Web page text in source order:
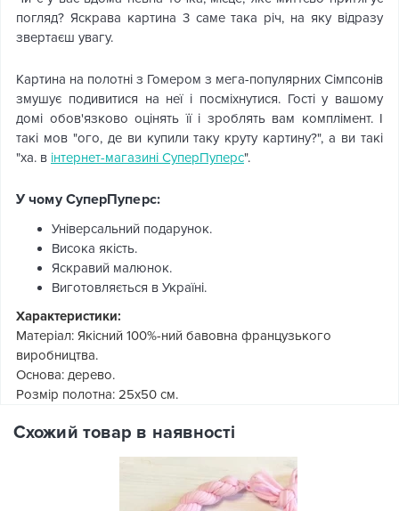
погляд? Яскрава картина 3 саме така річ, на яку відразу
звертаєш увагу.
Картина на полотні з Гомером з мега-популярних Сімпсонів
змушує подивитися на неї і посміхнутися. Гості у вашому
домі обов'язково оцінять її і зроблять вам комплімент. І
такі мов "ого, де ви купили таку круту картину?", а ви такі
"ха. в інтернет-магазині СуперПуперс".
У чому СуперПуперс:
Універсальний подарунок.
Висока якість.
Яскравий малюнок.
Виготовляється в Україні.
Характеристики:
Матеріал: Якісний 100%-ний бавовна французького
виробництва.
Основа: дерево.
Розмір полотна: 25х50 см.
Схожий товар в наявності